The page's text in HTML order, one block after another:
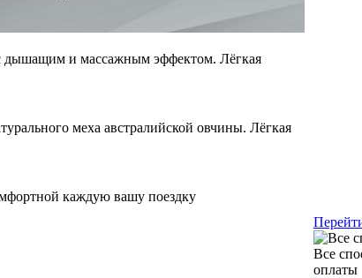
дышащим и массажным эффектом. Лёгкая
меха австралийской овчины. Лёгкая
каждую вашу поездку
Все
оплаты